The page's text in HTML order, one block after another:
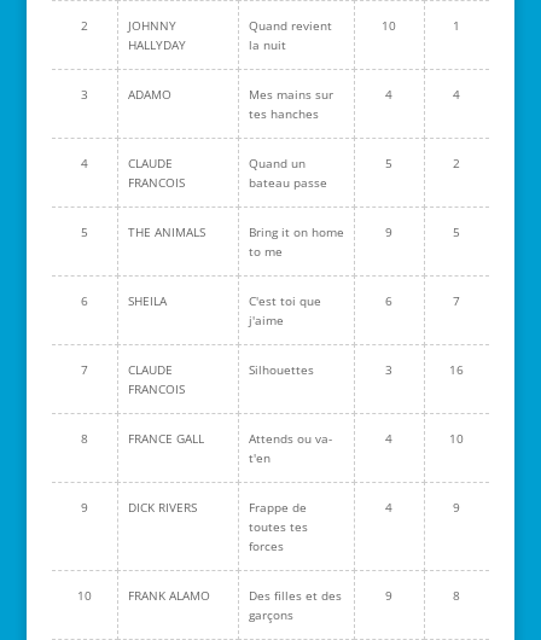
2
JOHNNY
HALLYDAY
Quand revient
la nuit
10 1
3 ADAMO
Mes mains sur
tes hanches
4 4
4
CLAUDE
FRANCOIS
Quand un
bateau passe
5 2
5 THE ANIMALS
Bring it on home
to me
9 5
6 SHEILA
C'est toi que
j'aime
6 7
7
CLAUDE
FRANCOIS
Silhouettes 3 16
8 FRANCE GALL
Attends ou va-
t'en
4 10
9 DICK RIVERS
Frappe de
toutes tes
forces
4 9
10 FRANK ALAMO
Des filles et des
garçons
9 8